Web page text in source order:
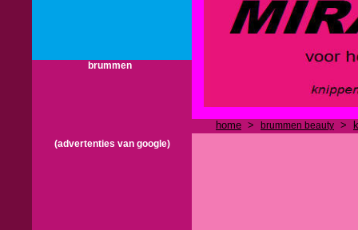
brummen
(advertenties van google)
home > brummen beauty >